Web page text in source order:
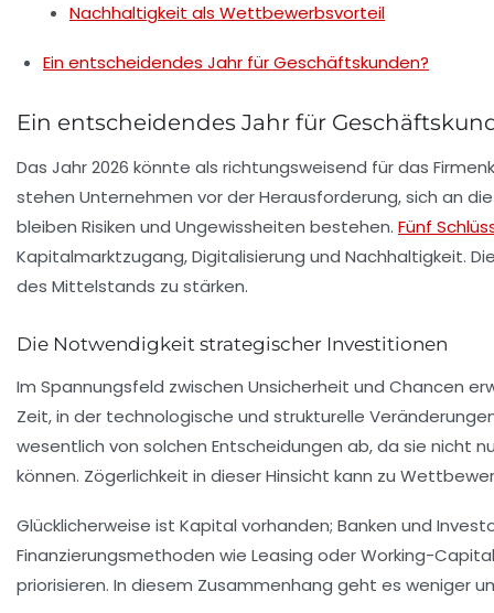
Nachhaltigkeit als Wettbewerbsvorteil
Ein entscheidendes Jahr für Geschäftskunden?
Ein entscheidendes Jahr für
Das Jahr 2026 könnte als richtungsweisend für das
stehen Unternehmen vor der Herausforderung, sich an
bleiben Risiken und Ungewissheiten bestehen. Fünf
Kapitalmarktzugang, Digitalisierung und Nachhaltigkeit.
des Mittelstands zu stärken.
Die Notwendigkeit strategischer Investitionen
Im Spannungsfeld zwischen Unsicherheit und Chancen
Zeit, in der technologische und strukturelle
wesentlich von solchen Entscheidungen ab, da sie nicht
können. Zögerlichkeit in dieser Hinsicht kann zu
Glücklicherweise ist Kapital vorhanden; Banken und
Finanzierungsmethoden wie Leasing oder Working-
priorisieren. In diesem Zusammenhang geht es weniger